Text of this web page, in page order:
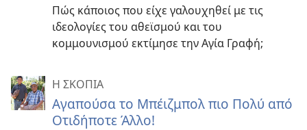
Πώς κάποιος που είχε γαλουχηθεί με τις
ιδεολογίες του αθεϊσμού και του
κομμουνισμού εκτίμησε την Αγία Γραφή;
Η ΣΚΟΠΙΑ
Αγαπούσα το Μπέιζμπολ πιο Πολύ από
Οτιδήποτε Άλλο!